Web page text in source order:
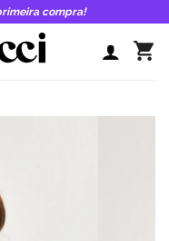
compra!